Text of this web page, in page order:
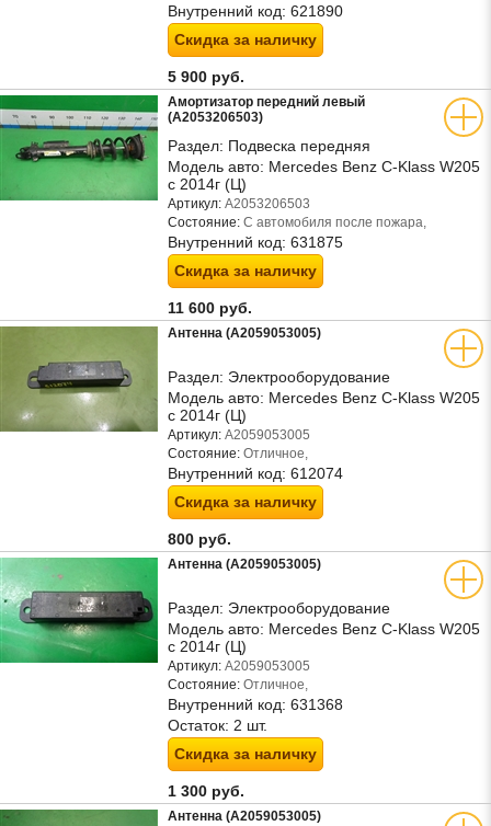
Внутренний код: 621890
Скидка за наличку
5 900 руб.
Амортизатор передний левый
(A2053206503)
Раздел: Подвеска передняя
Модель авто: Mercedes Benz C-Klass W205
с 2014г (Ц)
Артикул: A2053206503
Состояние: С автомобиля после пожара,
Внутренний код: 631875
Скидка за наличку
11 600 руб.
Антенна (A2059053005)
Раздел: Электрооборудование
Модель авто: Mercedes Benz C-Klass W205
с 2014г (Ц)
Артикул: A2059053005
Состояние: Отличное,
Внутренний код: 612074
Скидка за наличку
800 руб.
Антенна (A2059053005)
Раздел: Электрооборудование
Модель авто: Mercedes Benz C-Klass W205
с 2014г (Ц)
Артикул: A2059053005
Состояние: Отличное,
Внутренний код: 631368
Остаток: 2 шт.
Скидка за наличку
1 300 руб.
Антенна (A2059053005)